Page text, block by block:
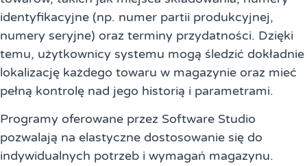
identyfikacyjne (np. numer partii produkcyjnej,
numery seryjne) oraz terminy przydatności. Dzięki
temu, użytkownicy systemu mogą śledzić dokładnie
lokalizację każdego towaru w magazynie oraz mieć
pełną kontrolę nad jego historią i parametrami.
Programy oferowane przez Software Studio
pozwalają na elastyczne dostosowanie się do
indywidualnych potrzeb i wymagań magazynu.